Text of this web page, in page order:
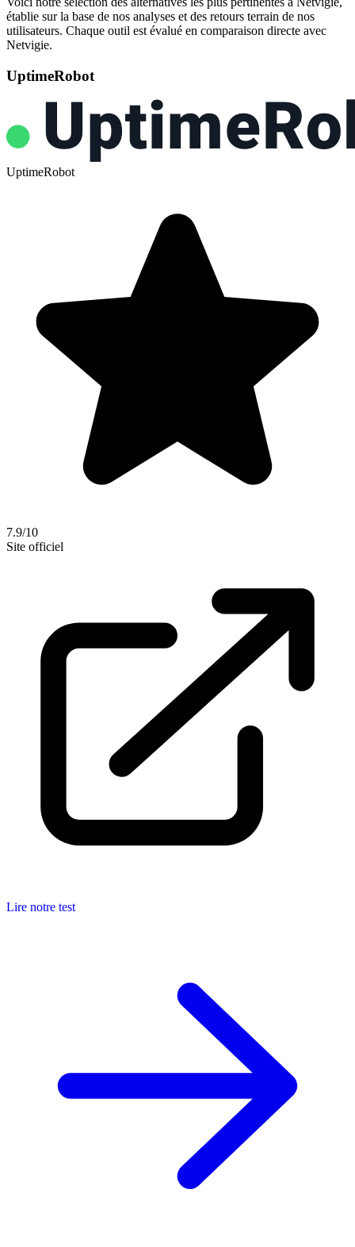
établie sur la base de nos analyses et des retours terrain de nos
utilisateurs. Chaque outil est évalué en comparaison directe avec
Netvigie.
UptimeRobot
UptimeRobot
7.9/10
Site officiel
Lire notre test